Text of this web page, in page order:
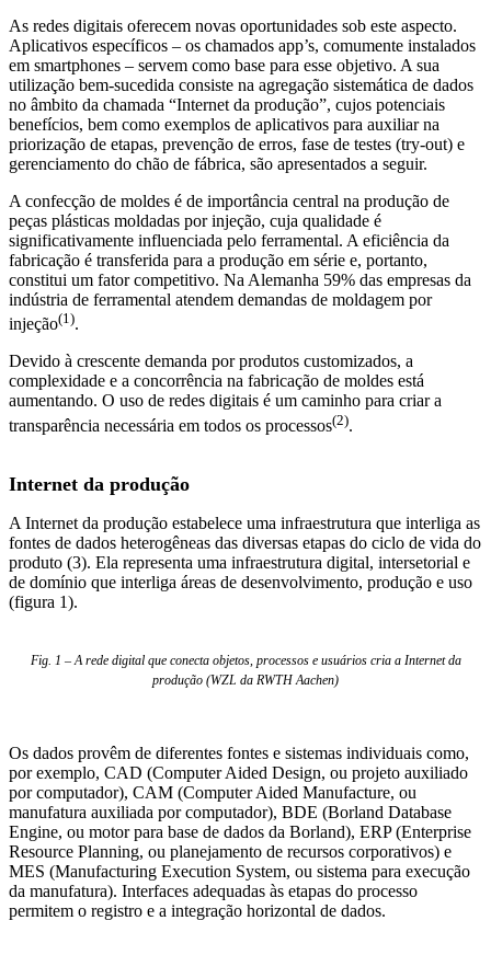
As redes digitais oferecem novas oportunidades sob este aspecto.
Aplicativos específicos – os chamados app’s, comumente instalados
em smartphones – servem como base para esse objetivo. A sua
utilização bem-sucedida consiste na agregação sistemática de dados
no âmbito da chamada “Internet da produção”, cujos potenciais
benefícios, bem como exemplos de aplicativos para auxiliar na
priorização de etapas, prevenção de erros, fase de testes (try-out) e
gerenciamento do chão de fábrica, são apresentados a seguir.
A confecção de moldes é de importância central na produção de
peças plásticas moldadas por injeção, cuja qualidade é
significativamente influenciada pelo ferramental. A eficiência da
fabricação é transferida para a produção em série e, portanto,
constitui um fator competitivo. Na Alemanha 59% das empresas da
indústria de ferramental atendem demandas de moldagem por
injeção(1).
Devido à crescente demanda por produtos customizados, a
complexidade e a concorrência na fabricação de moldes está
aumentando. O uso de redes digitais é um caminho para criar a
transparência necessária em todos os processos(2).
Internet da produção
A Internet da produção estabelece uma infraestrutura que interliga as
fontes de dados heterogêneas das diversas etapas do ciclo de vida do
produto (3). Ela representa uma infraestrutura digital, intersetorial e
de domínio que interliga áreas de desenvolvimento, produção e uso
(figura 1).
Fig. 1 – A rede digital que conecta objetos, processos e usuários cria a Internet da
produção (WZL da RWTH Aachen)
Os dados provêm de diferentes fontes e sistemas individuais como,
por exemplo, CAD (Computer Aided Design, ou projeto auxiliado
por computador), CAM (Computer Aided Manufacture, ou
manufatura auxiliada por computador), BDE (Borland Database
Engine, ou motor para base de dados da Borland), ERP (Enterprise
Resource Planning, ou planejamento de recursos corporativos) e
MES (Manufacturing Execution System, ou sistema para execução
da manufatura). Interfaces adequadas às etapas do processo
permitem o registro e a integração horizontal de dados.